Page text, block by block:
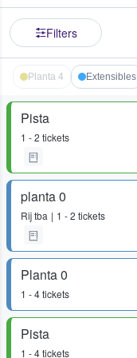
Filters
Planta 4 Extensibles
Pista
1 - 2 tickets
planta 0
Rijtba 1 - 2 tickets
Planta 0
1 - 4 tickets
Pista
1 - 4 tickets